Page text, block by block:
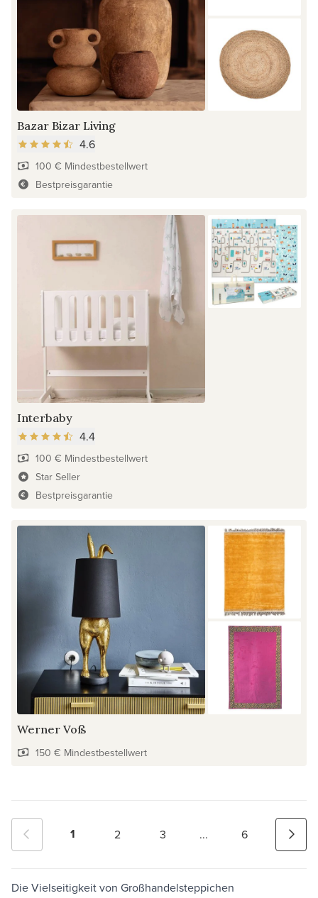
Bazar Bizar Living
4.6
100 € Mindestbestellwert
Bestpreisgarantie
Interbaby
4.4
100 € Mindestbestellwert
Star Seller
Bestpreisgarantie
Werner Voß
150 € Mindestbestellwert
1 2 3 ... 6
Die Vielseitigkeit von Großhandelsteppichen